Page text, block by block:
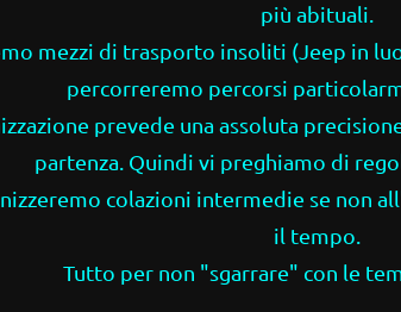
più abituali.
mezzi di trasporto insoliti (Jeep in
percorreremo percorsi
prevede una assoluta
partenza. Quindi vi preghiamo di
colazioni intermedie se non
il tempo.
Tutto per non "sgarrare" con le